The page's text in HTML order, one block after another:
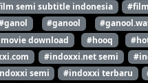
semi subtitle indonesia
#ganool
download #hooq
#indoxxi.net semi
semi #indoxxi terbaru